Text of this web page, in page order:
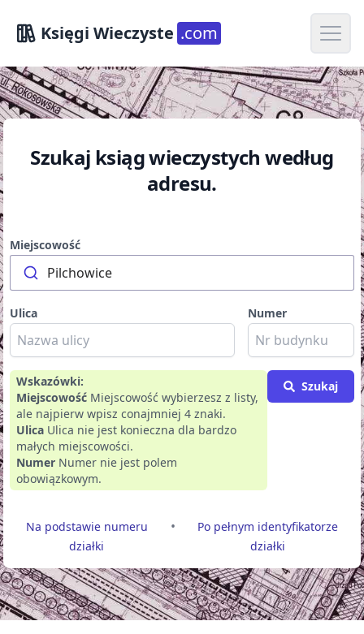
Księgi Wieczyste .com Open
Szukaj ksiąg wieczystych według
adresu.
Miejscowość
Pilchowice
Ulica Numer
Wskazówki:
Miejscowość Miejscowość wybierzesz z listy,
ale najpierw wpisz conajmniej 4 znaki.
Ulica Ulica nie jest konieczna dla bardzo
małych miejscowości.
Numer Numer nie jest polem
obowiązkowym.
Szukaj
Na podstawie numeru
działki
•
Po pełnym identyfikatorze
działki